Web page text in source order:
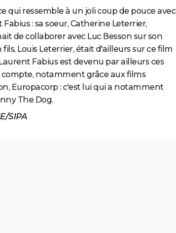
qui ressemble à un joli coup de pouce avec
: sa soeur, Catherine Leterrier,
de collaborer avec Luc Besson sur son
fils, Louis Leterrier, était d'ailleurs sur ce film
Fabius est devenu par ailleurs ces
notamment grâce aux films
Europacorp : c'est lui qui a notamment
The Dog.
SIPA